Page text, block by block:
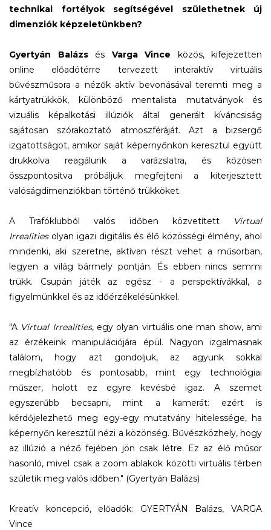
technikai fortélyok segítségével születhetnek új
dimenziók képzeletünkben?
Gyertyán Balázsés Varga Vince közös, kifejezetten
online előadótérre tervezett interaktív virtuális
bűvészműsora a nézők aktív bevonásával teremti meg a
kártyatrükkök, különböző mentalista mutatványok és
vizuális képalkotási illúziók által generált kíváncsiság
sajátosan szórakoztató atmoszféráját. Azt a bizsergő
izgatottságot, amikor saját képernyőnkön keresztül együtt
drukkolva reagálunk a varázslatra, és közösen
összpontosítva próbáljuk megfejteni a kiterjesztett
valóságdimenziókban történő trükköket.
A Trafóklubból valós időben közvetített
Virtual
Irrealities olyan igazi digitális és élő közösségi élmény, ahol
mindenki, aki szeretne, aktívan részt vehet a műsorban,
legyen a világ bármely pontján. És ebben nincs semmi
trükk. Csupán játék az egész - a perspektívákkal, a
figyelmünkkel és az időérzékelésünkkel.
"A Virtual Irrealities, egy olyan virtuális one man show, ami
az érzékeink manipulációjára épül. Nagyon izgalmasnak
találom, hogy azt gondoljuk, az agyunk sokkal
megbízhatóbb és pontosabb, mint egy technológiai
műszer, holott ez egyre kevésbé igaz. A szemet
egyszerűbb becsapni, mint a kamerát: ezért is
kérdőjelezhető meg egy-egy mutatvány hitelessége, ha
képernyőn keresztül nézi a közönség. Bűvészközhely, hogy
az illúzió a néző fejében jön csak létre. Ez az élő műsor
hasonló, mivel csak a zoom ablakok közötti virtuális térben
születik meg valós időben." (Gyertyán Balázs)
Kreatív koncepció, előadók: GYERTYÁN Balázs, VARGA
Vince